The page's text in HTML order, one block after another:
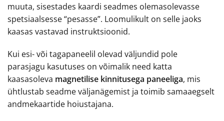
muuta, sisestades kaardi seadmes olemasolevasse
spetsiaalsesse “pesasse”. Loomulikult on selle jaoks
kaasas vastavad instruktsioonid.
Kui esi- või tagapaneelil olevad väljundid pole
parasjagu kasutuses on võimalik need katta
kaasasoleva magnetilise kinnitusega paneeliga, mis
ühtlustab seadme väljanägemist ja toimib samaaegselt
andmekaartide hoiustajana.